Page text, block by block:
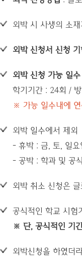
외박 시 사생의 소
외박 신청서 신청
외박 신청 가능 일수
학기기간 : 24회 /
※ 가능 일수내에
외박 일수에서 제외
- 휴박 : 금, 토, 일요
- 공박 : 학과 및 공
외박 취소 신청은
공식적인 학교 시험
※ 단, 공식적인 기
외박신청을 하였더